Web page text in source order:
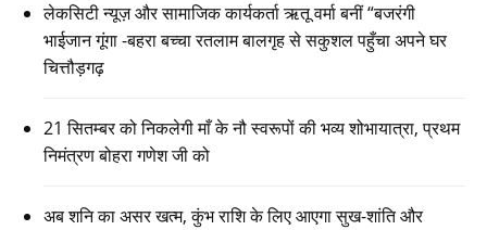
लेकसिटी न्यूज़ और सामाजिक कार्यकर्ता ऋतू वर्मा बनीं “बजरंगी
भाईजान गूंगा -बहरा बच्चा रतलाम बालगृह से सकुशल पहुँचा अपने घर
चित्तौड़गढ़
21 सितम्बर को निकलेगी माँ के नौ स्वरूपों की भव्य शोभायात्रा, प्रथम
निमंत्रण बोहरा गणेश जी को
अब शनि का असर खत्म, कुंभ राशि के लिए आएगा सुख-शांति और